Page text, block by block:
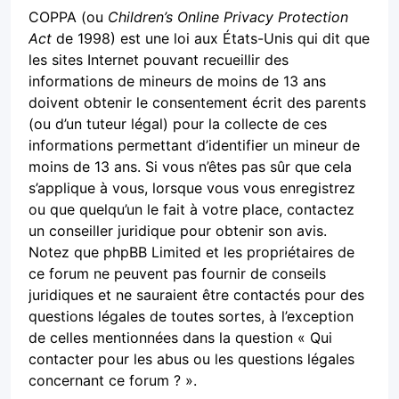
COPPA (ou Children’s Online Privacy Protection
Act de 1998) est une loi aux États-Unis qui dit que
les sites Internet pouvant recueillir des
informations de mineurs de moins de 13 ans
doivent obtenir le consentement écrit des parents
(ou d’un tuteur légal) pour la collecte de ces
informations permettant d’identifier un mineur de
moins de 13 ans. Si vous n’êtes pas sûr que cela
s’applique à vous, lorsque vous vous enregistrez
ou que quelqu’un le fait à votre place, contactez
un conseiller juridique pour obtenir son avis.
Notez que phpBB Limited et les propriétaires de
ce forum ne peuvent pas fournir de conseils
juridiques et ne sauraient être contactés pour des
questions légales de toutes sortes, à l’exception
de celles mentionnées dans la question « Qui
contacter pour les abus ou les questions légales
concernant ce forum ? ».